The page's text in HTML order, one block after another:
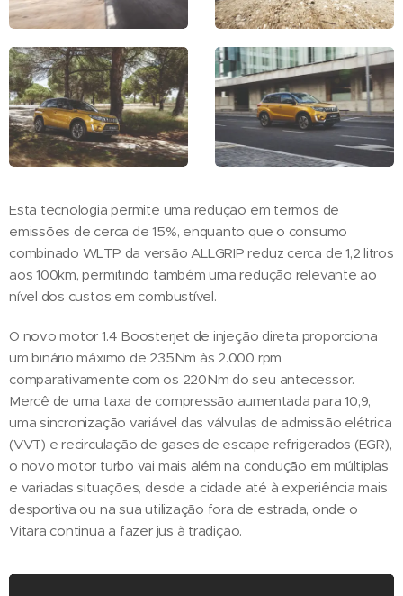
Esta tecnologia permite uma redução em termos de
emissões de cerca de 15%, enquanto que o consumo
combinado WLTP da versão ALLGRIP reduz cerca de 1,2 litros
aos 100km, permitindo também uma redução relevante ao
nível dos custos em combustível.
O novo motor 1.4 Boosterjet de injeção direta proporciona
um binário máximo de 235Nm às 2.000 rpm
comparativamente com os 220Nm do seu antecessor.
Mercê de uma taxa de compressão aumentada para 10,9,
uma sincronização variável das válvulas de admissão elétrica
(VVT) e recirculação de gases de escape refrigerados (EGR),
o novo motor turbo vai mais além na condução em múltiplas
e variadas situações, desde a cidade até à experiência mais
desportiva ou na sua utilização fora de estrada, onde o
Vitara continua a fazer jus à tradição.